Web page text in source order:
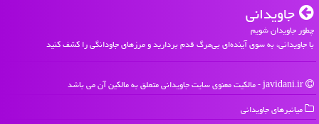
جاویدانی
چطور جاویدان شویم
با جاویدانی، به سوی آینده‌ای بی‌مرگ قدم بردارید و مرزهای جاودانگی را کشف کنید
میانبرهای جاویدانی